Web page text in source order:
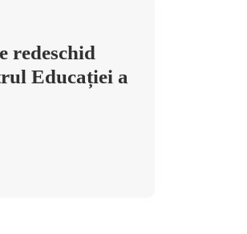
redeschid
Educației a